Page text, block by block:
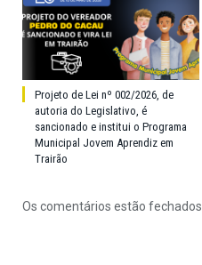
Projeto de Lei nº 002/2026, de
autoria do Legislativo, é
sancionado e institui o Programa
Municipal Jovem Aprendiz em
Trairão
Os comentários estão fechados.